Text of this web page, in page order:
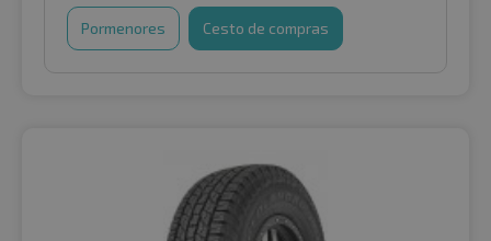
Pormenores Cesto de compras